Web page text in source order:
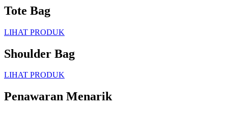
Tote Bag
LIHAT PRODUK
Shoulder Bag
LIHAT PRODUK
Penawaran Menarik